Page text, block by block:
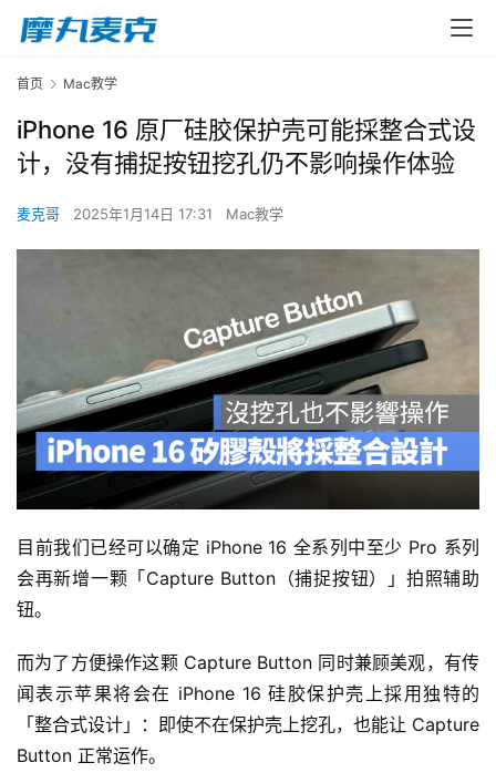
首页 Mac教学
iPhone 16 原厂硅胶保护壳可能採整合式设
计，没有捕捉按钮挖孔仍不影响操作体验
麦克哥 2025年1月14日 17:31 Mac教学
目前我们已经可以确定 iPhone 16 全系列中至少 Pro 系列
会再新增一颗「Capture Button（捕捉按钮）」拍照辅助
钮。
而为了方便操作这颗 Capture Button 同时兼顾美观，有传
闻表示苹果将会在 iPhone 16 硅胶保护壳上採用独特的
「整合式设计」：即使不在保护壳上挖孔，也能让 Capture
Button 正常运作。